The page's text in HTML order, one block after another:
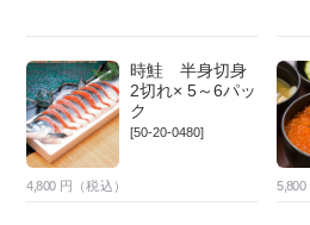
時鮭 半身切身
2切れ× 5～6パッ
ク
[50-20-0480]
4,800 円（税込） 5,800